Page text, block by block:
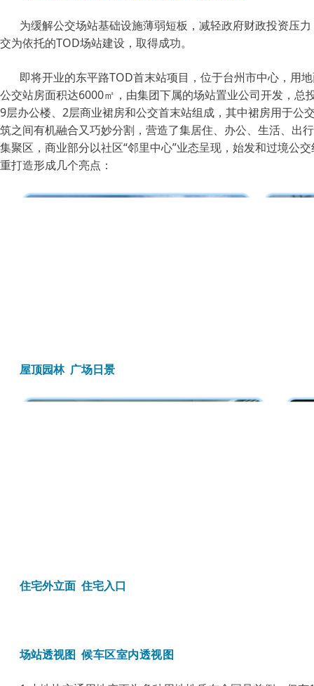
为缓解公交场站基础设施薄弱短板，减轻政府财政投资压
交为依托的TOD场站建设，取得成功。
即将开业的东平路TOD首末站项目，位于台州市中心，用
公交站房面积达6000㎡，由集团下属的场站置业公司开发，总
9层办公楼、2层商业裙房和公交首末站组成，其中裙房用于公
筑之间有机融合又巧妙分割，营造了集居住、办公、生活、出
集聚区，商业部分以社区“邻里中心”业态呈现，始发和过境公
重打造形成几个亮点：
屋顶园林 广场日景
住宅外立面 住宅入口
场站透视图 候车区室内透视图